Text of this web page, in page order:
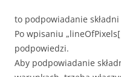
to podpowiadanie
Po wpisaniu
podpowiedzi.
Aby podpowiadanie